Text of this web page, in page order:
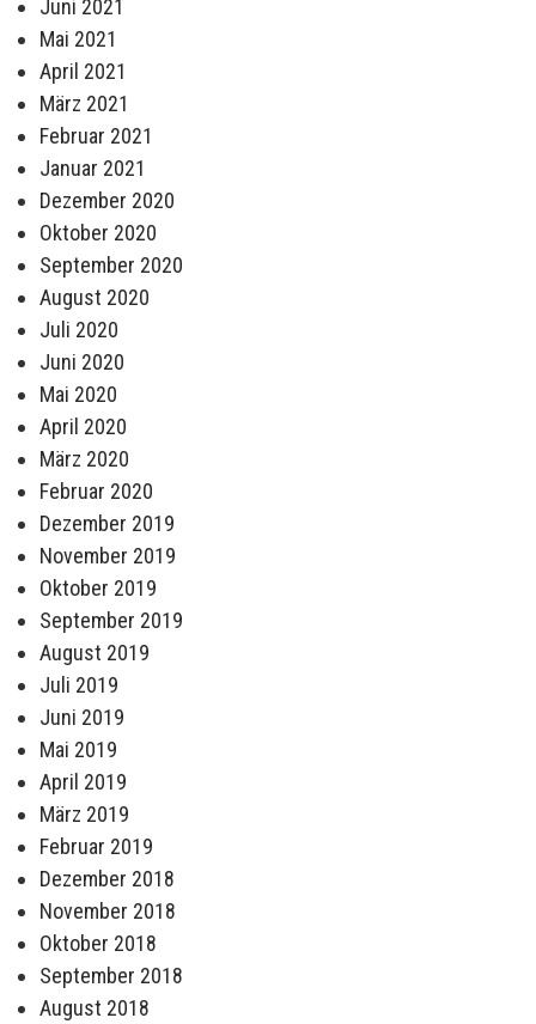
Juni 2021
Mai 2021
April 2021
März 2021
Februar 2021
Januar 2021
Dezember 2020
Oktober 2020
September 2020
August 2020
Juli 2020
Juni 2020
Mai 2020
April 2020
März 2020
Februar 2020
Dezember 2019
November 2019
Oktober 2019
September 2019
August 2019
Juli 2019
Juni 2019
Mai 2019
April 2019
März 2019
Februar 2019
Dezember 2018
November 2018
Oktober 2018
September 2018
August 2018